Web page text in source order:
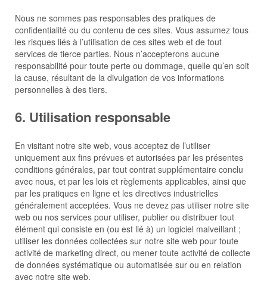
Nous ne sommes pas responsables des pratiques de
confidentialité ou du contenu de ces sites. Vous assumez tous
les risques liés à l’utilisation de ces sites web et de tout
services de tierce parties. Nous n’accepterons aucune
responsabilité pour toute perte ou dommage, quelle qu’en soit
la cause, résultant de la divulgation de vos informations
personnelles à des tiers.
6. Utilisation responsable
En visitant notre site web, vous acceptez de l’utiliser
uniquement aux fins prévues et autorisées par les présentes
conditions générales, par tout contrat supplémentaire conclu
avec nous, et par les lois et règlements applicables, ainsi que
par les pratiques en ligne et les directives industrielles
généralement acceptées. Vous ne devez pas utiliser notre site
web ou nos services pour utiliser, publier ou distribuer tout
élément qui consiste en (ou est lié à) un logiciel malveillant ;
utiliser les données collectées sur notre site web pour toute
activité de marketing direct, ou mener toute activité de collecte
de données systématique ou automatisée sur ou en relation
avec notre site web.